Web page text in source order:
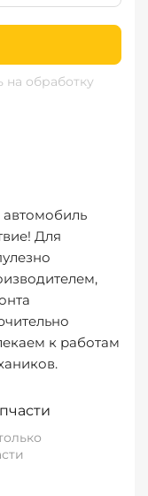
на обработку
Для
к работам